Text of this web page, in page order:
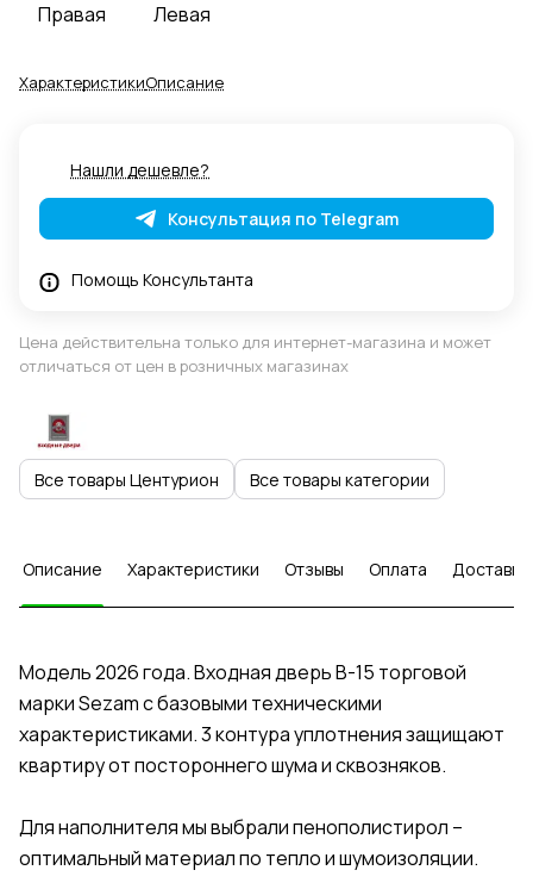
Правая Левая
ХарактеристикиОписание
Нашли дешевле?
Консультация по Telegram
Помощь Консультанта
Цена действительна только для интернет-магазина и может
отличаться от цен в розничных магазинах
Все товары Центурион Все товары категории
Описание Характеристики Отзывы Оплата Доставка
Модель 2026 года. Входная дверь В-15 торговой
марки Sezam с базовыми техническими
характеристиками. 3 контура уплотнения защищают
квартиру от постороннего шума и сквозняков.
Для наполнителя мы выбрали пенополистирол –
оптимальный материал по тепло и шумоизоляции.